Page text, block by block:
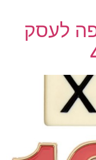
לעסק